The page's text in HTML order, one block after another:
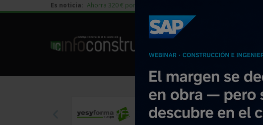
Es noticia: Ahorra 320 € por vivienda en edificación residencial